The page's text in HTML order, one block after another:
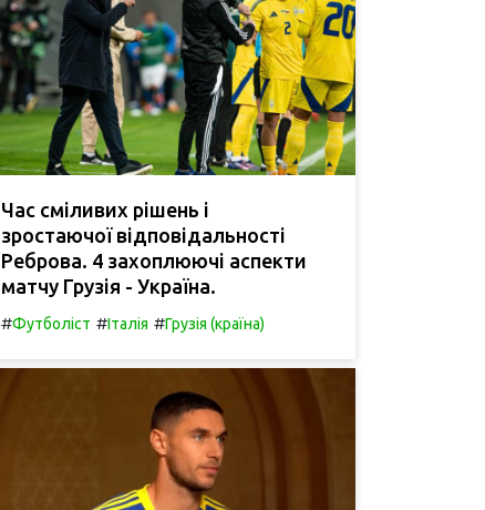
Час сміливих рішень і
зростаючої відповідальності
Реброва. 4 захоплюючі аспекти
матчу Грузія - Україна.
#Футболіст #Італія #Грузія (країна)